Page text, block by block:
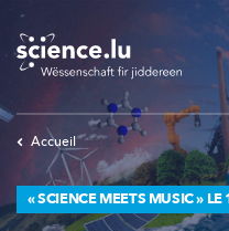
Skip
main
content
Accueil
« SCIENCE MEETS MUSIC »